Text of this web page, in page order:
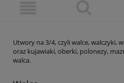
Utwory na 3/4, czyli walce, walczyki,
oraz kujawiaki, oberki, polonezy,
walca.